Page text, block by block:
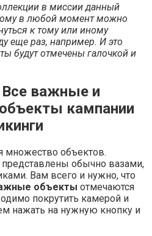
в миссии данный
в любой момент можно
к тому или иному
еще раз, например. И это
будут отмечены галочкой и
Все важные и
кампании
множество объектов.
представлены обычно вазами,
Вам всего и нужно, что
объекты отмечаются
покрутить камерой и
нажать на нужную кнопку и